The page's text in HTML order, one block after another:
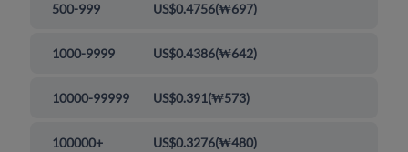
500-999 US$0.4756(₩697)
1000-9999 US$0.4386(₩642)
10000-99999 US$0.391(₩573)
100000+ US$0.3276(₩480)